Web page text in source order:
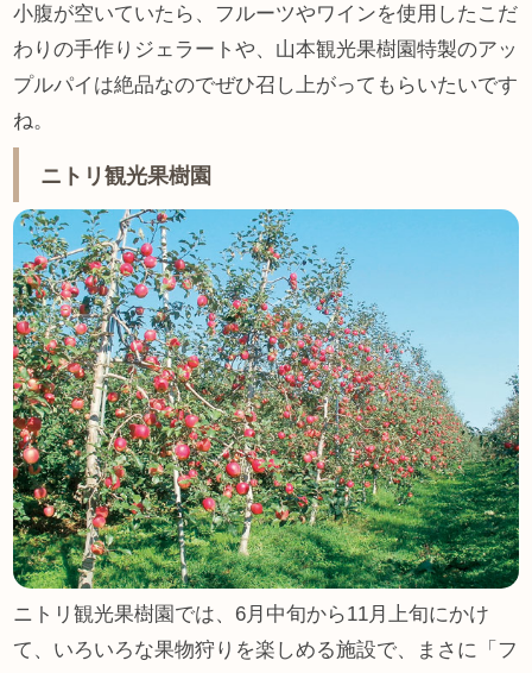
小腹が空いていたら、フルーツやワインを使用したこだ
わりの手作りジェラートや、山本観光果樹園特製のアッ
プルパイは絶品なのでぜひ召し上がってもらいたいです
ね。
ニトリ観光果樹園
ニトリ観光果樹園では、6月中旬から11月上旬にかけ
て、いろいろな果物狩りを楽しめる施設で、まさに「フ